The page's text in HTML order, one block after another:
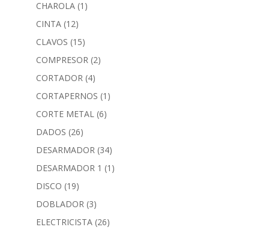
CHAROLA (1)
CINTA (12)
CLAVOS (15)
COMPRESOR (2)
CORTADOR (4)
CORTAPERNOS (1)
CORTE METAL (6)
DADOS (26)
DESARMADOR (34)
DESARMADOR 1 (1)
DISCO (19)
DOBLADOR (3)
ELECTRICISTA (26)